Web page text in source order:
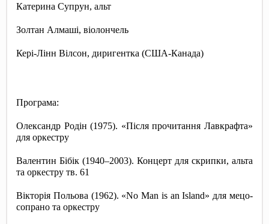
Катерина Супрун, альт
Золтан Алмаші, віолончель
Кері-Лінн Вілсон, диригентка (США-Канада)
Програма:
Олександр Родін (1975). «Після прочитання Лавкрафта»
для оркестру
Валентин Бібік (1940–2003). Концерт для скрипки, альта
та оркестру тв. 61
Вікторія Польова (1962). «No Man is an Island» для мецо-
сопрано та оркестру